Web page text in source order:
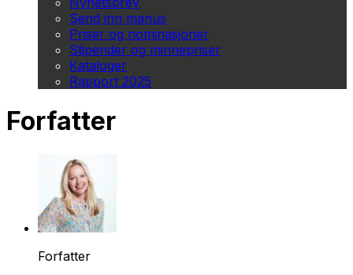
Send inn manus
Priser og nominasjoner
Stipender og minnepriser
Kataloger
Rapport 2025
Forfatter
Forfatter